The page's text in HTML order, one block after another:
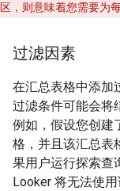
区，则意味着您需要为
过滤因素
在汇总表格中添加
过滤条件可能会将
例如，假设您创建
格，并且该汇总表
果用户运行探索查
Looker 将无法使